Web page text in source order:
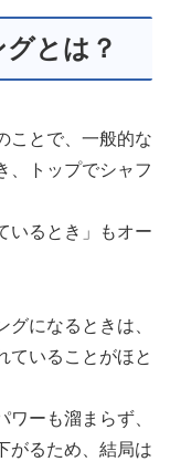
とは？
ことで、一般的な
、トップでシャフ
いるとき」もオー
になるときは、
ていることがほと
ーも溜まらず、
がるため、結局は